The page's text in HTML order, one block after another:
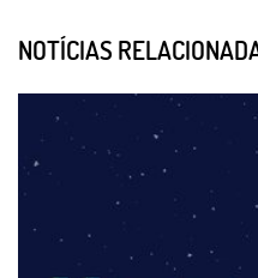
NOTÍCIAS